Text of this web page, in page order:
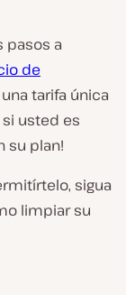
pasos a
de
tarifa única
usted es
su plan!
sigua
limpiar su